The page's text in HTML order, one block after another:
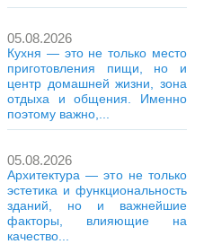
05.08.2026
Кухня — это не только место
приготовления пищи, но и
центр домашней жизни, зона
отдыха и общения. Именно
поэтому важно,...
05.08.2026
Архитектура — это не только
эстетика и функциональность
зданий, но и важнейшие
факторы, влияющие на
качество...